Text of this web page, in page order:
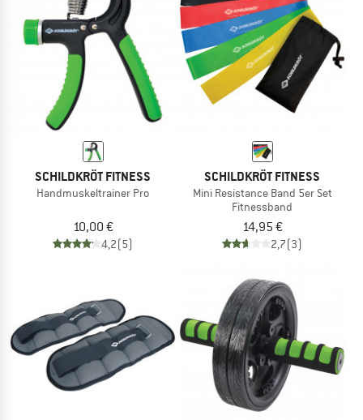
SCHILDKRÖT FITNESS
Handmuskeltrainer Pro
10,00 €
4,2(5)
SCHILDKRÖT FITNESS
Mini Resistance Band 5er Set
Fitnessband
14,95 €
2,7(3)